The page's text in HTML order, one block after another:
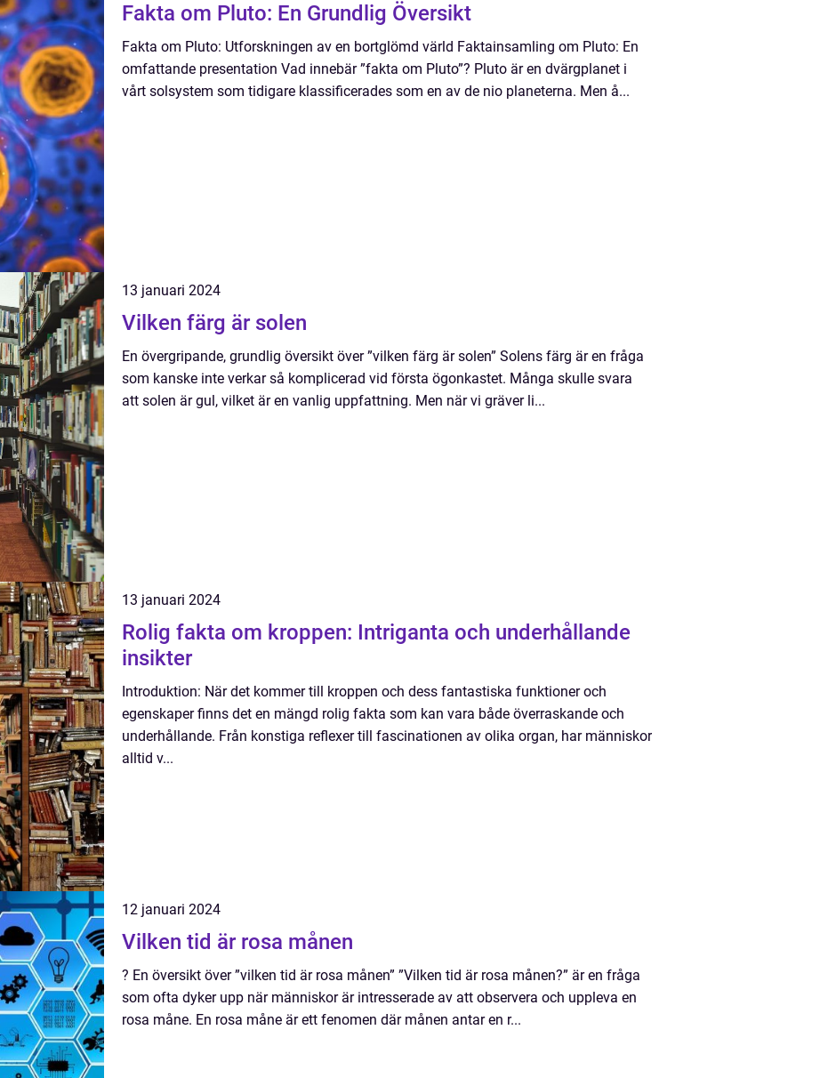
Fakta om Pluto: En Grundlig Översikt
Fakta om Pluto: Utforskningen av en bortglömd värld Faktainsamling om Pluto: En
omfattande presentation Vad innebär ”fakta om Pluto”? Pluto är en dvärgplanet i
vårt solsystem som tidigare klassificerades som en av de nio planeterna. Men å...
13 januari 2024
Vilken färg är solen
En övergripande, grundlig översikt över ”vilken färg är solen” Solens färg är en fråga
som kanske inte verkar så komplicerad vid första ögonkastet. Många skulle svara
att solen är gul, vilket är en vanlig uppfattning. Men när vi gräver li...
13 januari 2024
Rolig fakta om kroppen: Intriganta och underhållande
insikter
Introduktion: När det kommer till kroppen och dess fantastiska funktioner och
egenskaper finns det en mängd rolig fakta som kan vara både överraskande och
underhållande. Från konstiga reflexer till fascinationen av olika organ, har människor
alltid v...
12 januari 2024
Vilken tid är rosa månen
? En översikt över ”vilken tid är rosa månen” ”Vilken tid är rosa månen?” är en fråga
som ofta dyker upp när människor är intresserade av att observera och uppleva en
rosa måne. En rosa måne är ett fenomen där månen antar en r...